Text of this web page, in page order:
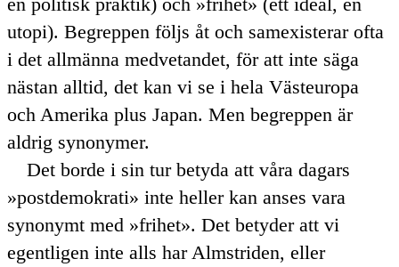
utopi). Begreppen följs åt och samexisterar ofta
i det allmänna medvetandet, för att inte säga
nästan alltid, det kan vi se i hela Västeuropa
och Amerika plus Japan. Men begreppen är
aldrig synonymer.
Det borde i sin tur betyda att våra dagars
postdemokrati
inte heller kan anses vara
synonymt med
frihet . Det betyder att vi
egentligen inte alls har Almstriden, eller